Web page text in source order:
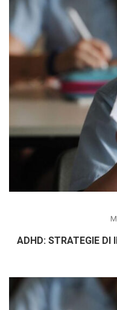
ADHD: STRATEGIE DI